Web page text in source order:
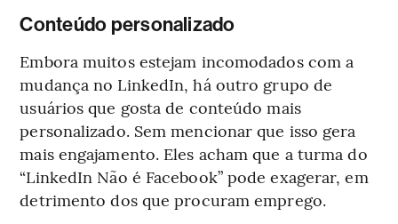
Conteúdo personalizado
Embora muitos estejam incomodados com a
mudança no LinkedIn, há outro grupo de
usuários que gosta de conteúdo mais
personalizado. Sem mencionar que isso gera
mais engajamento. Eles acham que a turma do
“LinkedIn Não é Facebook” pode exagerar, em
detrimento dos que procuram emprego.